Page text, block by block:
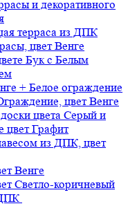
и декоративного
терраса из ДПК
цвет Венге
Бук с Белым
+ Белое ограждение
цвет Венге
цвета Серый и
цвет Графит
из ДПК, цвет
Венге
Светло-коричневый